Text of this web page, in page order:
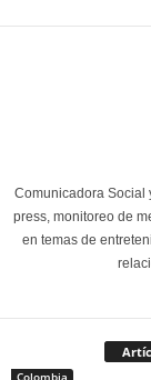
Comunicadora Social
press, monitoreo de
en temas de